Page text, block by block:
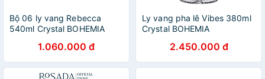
Bộ 06 ly vang Rebecca
540ml Crystal BOHEMIA
1.060.000 đ
Ly vang pha lê Vibes 380ml
Crystal BOHEMIA
2.450.000 đ